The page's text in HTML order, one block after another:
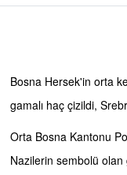
Bosna Hersek'in orta
gamalı haç çizildi,
Orta Bosna Kantonu
Nazilerin sembolü olan